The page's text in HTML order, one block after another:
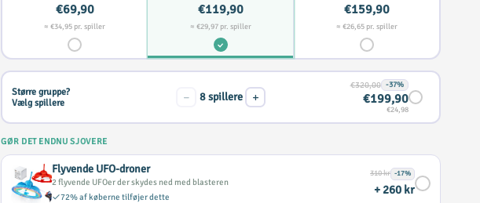
€69,90
≈ €34,95 pr. spiller
€119,90
≈ €29,97 pr. spiller
€159,90
≈ €26,65 pr. spiller
Større gruppe?
Vælg spillere
− 8spillere +
€320,00 -37%
€199,90
€24,98
GØR DET ENDNU SJOVERE
Flyvende UFO-droner
2 flyvende UFOer der skydes ned med blasteren
72% af køberne tilføjer dette
310 kr -17%
+ 260 kr